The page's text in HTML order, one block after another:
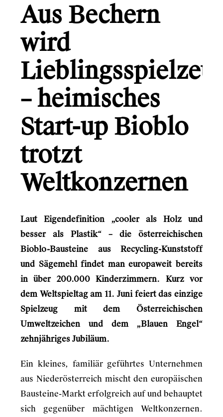
Sunshine Mastering
Wirtschaftskammer Österreich
Austrian Audio
Gründerio
Canal+
Learning Hospital
Friends in Flats
LG
Monsterfreunde
Info
Kontakt
Aus Bechern
wird
– heimisches
Start-up Bioblo
trotzt
Weltkonzernen
Laut Eigendefinition „cooler als Holz und
besser als Plastik“ – die österreichischen
Bioblo-Bausteine aus Recycling-Kunststoff
und Sägemehl findet man europaweit bereits
in über 200.000 Kinderzimmern. Kurz vor
dem Weltspieltag am 11. Juni feiert das einzige
Spielzeug mit dem Österreichischen
Umweltzeichen und dem „Blauen Engel“
zehnjähriges Jubiläum.
Ein kleines, familiär geführtes Unternehmen
aus Niederösterreich mischt den europäischen
Bausteine-Markt erfolgreich auf und behauptet
sich gegenüber mächtigen Weltkonzernen.